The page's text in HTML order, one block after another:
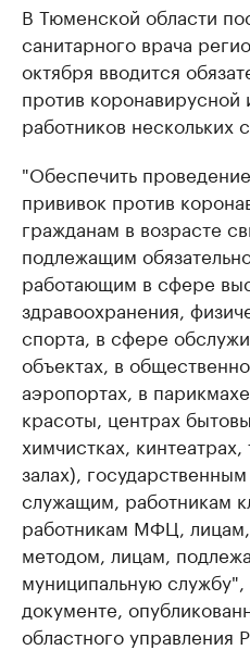
В Тюменской области
санитарного врача
октября вводится
против коронавирусной
работников нескольких
"Обеспечить
прививок против
гражданам в возрасте
подлежащим
работающим в сфере
здравоохранения,
спорта, в сфере
объектах, в
аэропортах, в
красоты, центрах
химчистках,
залах),
служащим, работникам
работникам МФЦ,
методом, лицам,
муниципальную службу",
документе,
областного управления